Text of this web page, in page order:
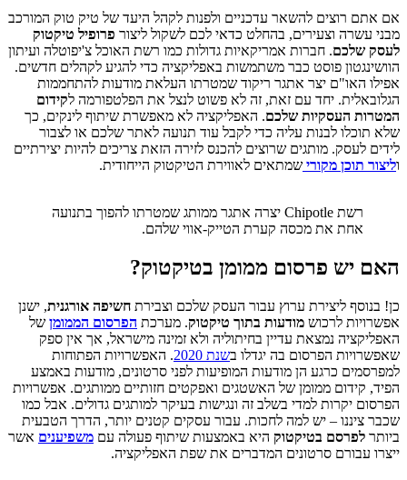
אם אתם רוצים להשאר עדכניים ולפנות לקהל היעד של טיק טוק המורכב
מבני עשרה וצעירים, בהחלט כדאי לכם לשקול ליצור פרופיל טיקטוק
לעסק שלכם. חברות אמריקאיות גדולות כמו רשת האוכל צ'יפוטלה ועיתון
הוושינגטון פוסט כבר משתמשות באפליקציה כדי להגיע לקהלים חדשים.
אפילו האו"ם יצר אתגר ריקוד שמטרתו העלאת מודעות להתחממות
הגלובאלית. יחד עם זאת, זה לא פשוט לנצל את הפלטפורמה לקידום
המטרות העסקיות שלכם. האפליקציה לא מאפשרת שיתוף לינקים, כך
שלא תוכלו לבנות עליה כדי לקבל עוד תנועה לאתר שלכם או לצבור
לידים לעסק. מותגים שרוצים להכנס לזירה הזאת צריכים להיות יצירתיים
וליצור תוכן מקורי שמתאים לאווירת הטיקטוק הייחודית.
רשת Chipotle יצרה אתגר ממותג שמטרתו להפוך בתנועה
אחת את מכסה קערת הטייק-אווי שלהם.
האם יש פרסום ממומן בטיקטוק?
כן! בנוסף ליצירת ערוץ עבור העסק שלכם וצבירת חשיפה אורגנית, ישנן
אפשרויות לרכוש מודעות בתוך טיקטוק. מערכת הפרסום הממומן של
האפליקציה נמצאת עדיין בחיתוליה ולא זמינה מישראל, אך אין ספק
שאפשרויות הפרסום בה יגדלו בשנת 2020
. האפשרויות הפתוחות
למפרסמים כרגע הן מודעות המופיעות לפני סרטונים, מודעות באמצע
הפיד, קידום ממומן של האשטגים ואפקטים חזותיים ממותגים. אפשרויות
הפרסום יקרות למדי בשלב זה ונגישות בעיקר למותגים גדולים. אבל כמו
שכבר ציננו – יש למה לחכות. עבור עסקים קטנים יותר, הדרך הטבעית
ביותר לפרסם בטיקטוק היא באמצעות שיתוף פעולה עם משפיענים אשר
ייצרו עבורם סרטונים המדברים את שפת האפליקציה.